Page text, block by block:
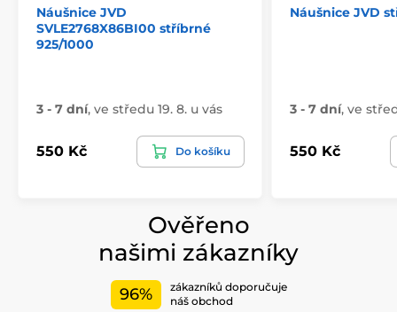
Náušnice JVD
SVLE2768X86BI00 stříbrné
925/1000
3 - 7 dní, ve středu 19. 8. u vás
550 Kč Do košíku
Náušnice JVD
3 - 7 dní, ve
550 Kč
Ověřeno
našimi zákazníky
96%
zákazníků doporučuje
náš obchod